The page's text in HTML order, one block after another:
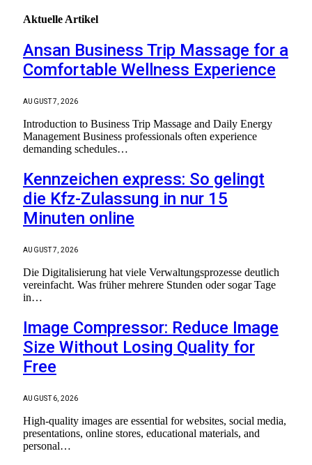
Aktuelle Artikel
Ansan Business Trip Massage for a
Comfortable Wellness Experience
AUGUST 7, 2026
Introduction to Business Trip Massage and Daily Energy
Management Business professionals often experience
demanding schedules…
Kennzeichen express: So gelingt
die Kfz-Zulassung in nur 15
Minuten online
AUGUST 7, 2026
Die Digitalisierung hat viele Verwaltungsprozesse deutlich
vereinfacht. Was früher mehrere Stunden oder sogar Tage
in…
Image Compressor: Reduce Image
Size Without Losing Quality for
Free
AUGUST 6, 2026
High-quality images are essential for websites, social media,
presentations, online stores, educational materials, and
personal…